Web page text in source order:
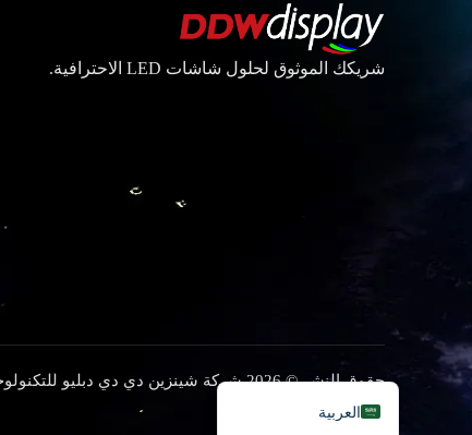
شريكك الموثوق لحلول شاشات LED الاحترافية.
حقوق النشر © 2026 شركة شينزين دي دي دبليو للتكنولوجيا المحدودة
سياسة الخصوصية
العربية
English
한국어
Bahasa Indonesia